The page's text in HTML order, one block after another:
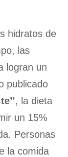
hidratos de
las
logran un
publicado
, la dieta
un 15%
Personas
la comida